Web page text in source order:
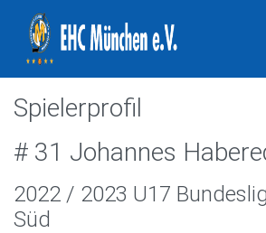
Spielerprofil
# 31 Johannes
2022 / 2023 U17
Süd